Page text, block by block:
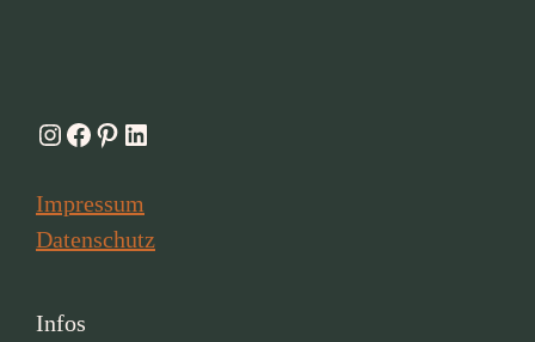
Instagram
Facebook
Pinterest
LinkedIn
Impressum
Datenschutz
Infos